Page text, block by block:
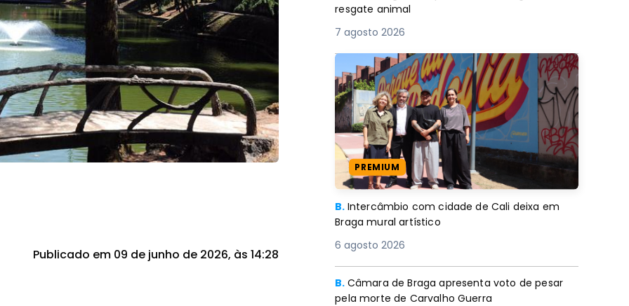
Publicado em 09 de junho de 2026, às 14:28
resgate animal
7 agosto 2026
PREMIUM
B. Intercâmbio com cidade de Cali deixa em
Braga mural artístico
6 agosto 2026
B. Câmara de Braga apresenta voto de pesar
pela morte de Carvalho Guerra